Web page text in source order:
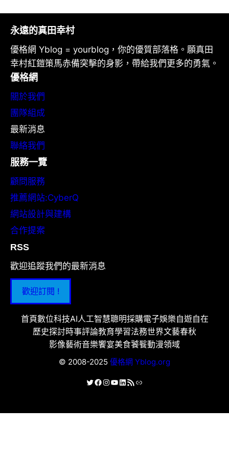
永遠的真田幸村
優格網 Yblog = yourblog，你的優質部落格。願真田
幸村紅鎧策馬赤備突擊的身影，帶給我們更多的勇氣。
優格網
關於我們
團隊組成
最新消息
聯絡我們
服務一覽
顧問服務
推薦網站:CyberQ
網站設計與建構
合作提案
RSS
歡迎追蹤我們的最新消息
歡迎訂閱 !
首頁數位科技AI人工智慧聰明採購電子娛樂自遊自在
歷史探討時事評論教育學習法務世界文藝春秋
影像藝術音樂饗宴美食饕餮動漫領域
© 2008-2025 優格網 Yblog.org
X Facebook
Instagram
YouTube
LinkedIn
RSS 資訊提供連結